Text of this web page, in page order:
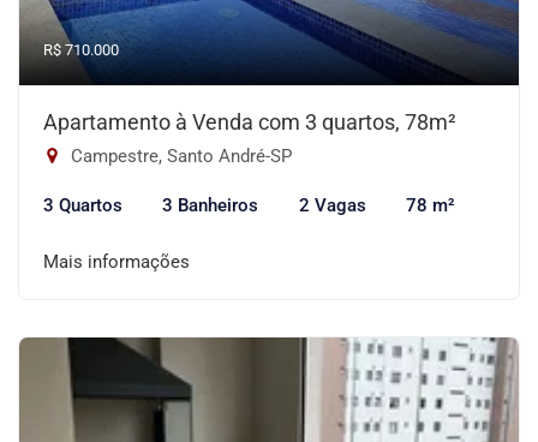
R$ 710.000
Apartamento à Venda com 3 quartos, 78m²
Campestre, Santo André-SP
3 Quartos 3 Banheiros 2 Vagas 78 m²
Mais informações